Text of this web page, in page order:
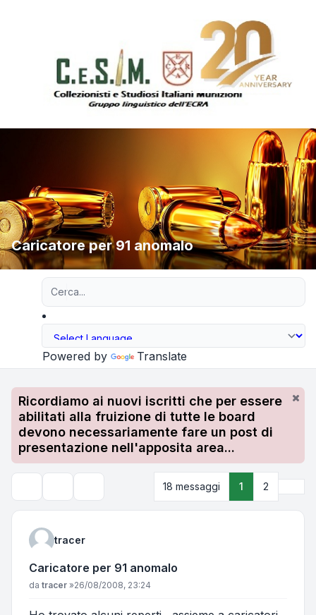
Caricatore per 91 anomalo
Powered by Translate
Ricordiamo ai nuovi iscritti che per essere
abilitati alla fruizione di tutte le board
devono necessariamente fare un post di
presentazione nell'apposita area...
18 messaggi 1 2
tracer
Caricatore per 91 anomalo
Messaggio
da tracer »26/08/2008, 23:24